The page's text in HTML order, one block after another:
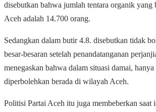
disebutkan bahwa jumlah tentara organik yang
Aceh adalah 14.700 orang.
Sedangkan dalam butir 4.8. disebutkan tidak
besar-besaran setelah penandatanganan
menegaskan bahwa dalam situasi damai,
diperbolehkan berada di wilayah Aceh.
Politisi Partai Aceh itu juga membeberkan saat